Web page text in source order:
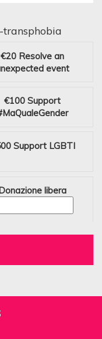
€20 Resolve an
event
€100 Support
Support LGBTI
Donazione libera